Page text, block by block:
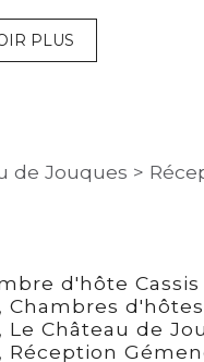
PLUS
de Jouques >
d'hôte Cassis
, Chambres d'hôtes
, Le Château de
, Réception